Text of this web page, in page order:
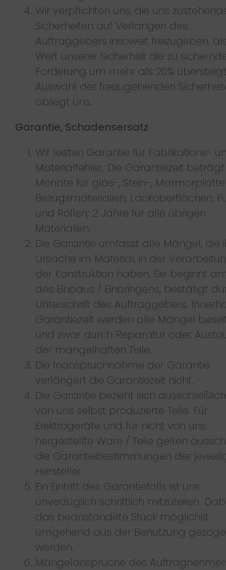
Wir verpflichten uns, die uns
Sicherheiten auf Verlangen des
Auftraggebers insoweit freizugeben,
Wert unserer Sicherheit die zu
Forderung um mehr als 20%
Auswahl der freizugebenden
obliegt uns.
Garantie, Schadensersatz
Wir leisten Garantie für Fabrikations-
Materialfehler. Die Garantiezeit
Monate für glas-, Stein-,
Bezugsmaterialien, Lackoberflächen,
und Rollen; 2 Jahre für alle übrigen
Materialien.
Die Garantie umfasst alle Mängel, die
Ursache im Material, in der
der Konstruktion haben. Sie beginnt
des Einbaus / Einbringens, bestätigt
Unterschrift des Auftraggebers.
Garantiezeit werden alle Mängel
und zwar durch Reparatur oder
der mangelhaften Teile.
Die Inanspruchnahme der Garantie
verlängert die Garantiezeit nicht.
Die Garantie bezieht sich
von uns selbst produzierte Teile. Für
Elektrogeräte und für nicht von uns
hergestellte Ware / Teile gelten
die Garantiebestimmungen der
Hersteller.
Ein Eintritt des Garantiefalls ist uns
unverzüglich schriftlich mitzuteilen.
das beanstandete Stück möglichst
umgehend aus der Benutzung
werden.
Mängelansprüche des